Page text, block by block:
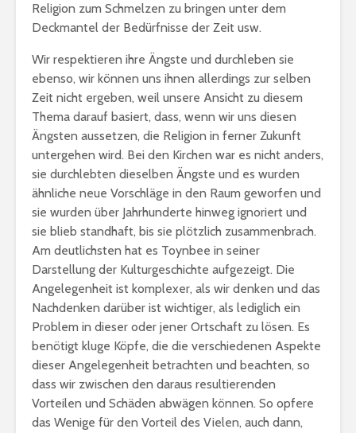
Religion zum Schmelzen zu bringen unter dem
Deckmantel der Bedürfnisse der Zeit usw.
Wir respektieren ihre Ängste und durchleben sie
ebenso, wir können uns ihnen allerdings zur selben
Zeit nicht ergeben, weil unsere Ansicht zu diesem
Thema darauf basiert, dass, wenn wir uns diesen
Ängsten aussetzen, die Religion in ferner Zukunft
untergehen wird. Bei den Kirchen war es nicht anders,
sie durchlebten dieselben Ängste und es wurden
ähnliche neue Vorschläge in den Raum geworfen und
sie wurden über Jahrhunderte hinweg ignoriert und
sie blieb standhaft, bis sie plötzlich zusammenbrach.
Am deutlichsten hat es Toynbee in seiner
Darstellung der Kulturgeschichte aufgezeigt. Die
Angelegenheit ist komplexer, als wir denken und das
Nachdenken darüber ist wichtiger, als lediglich ein
Problem in dieser oder jener Ortschaft zu lösen. Es
benötigt kluge Köpfe, die die verschiedenen Aspekte
dieser Angelegenheit betrachten und beachten, so
dass wir zwischen den daraus resultierenden
Vorteilen und Schäden abwägen können. So opfere
das Wenige für den Vorteil des Vielen, auch dann,